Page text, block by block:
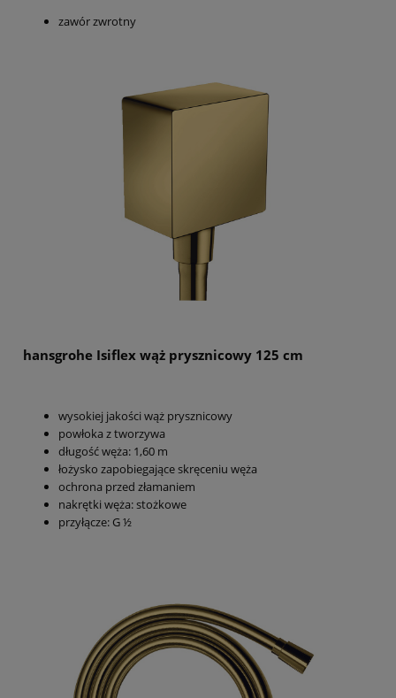
zawór zwrotny
hansgrohe Isiflex wąż prysznicowy 125 cm
wysokiej jakości wąż prysznicowy
powłoka z tworzywa
długość węża: 1,60 m
łożysko zapobiegające skręceniu węża
ochrona przed złamaniem
nakrętki węża: stożkowe
przyłącze: G ½